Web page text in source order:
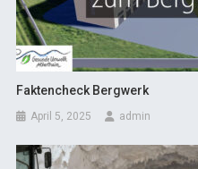
Faktencheck Bergwerk
April 5, 2025 admin